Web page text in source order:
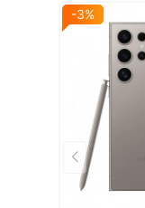
Đắm chìm
Chiếc điện
hơn, chơi
-3%